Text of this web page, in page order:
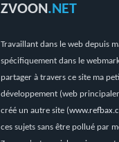
ZVOON.NET
Travaillant dans le web depuis
spécifiquement dans le
partager à travers ce site ma
développement (web
créé un autre site (
ces sujets sans être pollué par